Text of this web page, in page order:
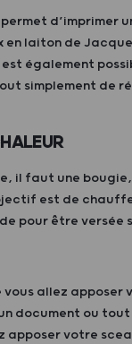
d’imprimer
en laiton de
également
simplement de
il faut une
est de
pour être versée
allez apposer
document ou
apposer votre